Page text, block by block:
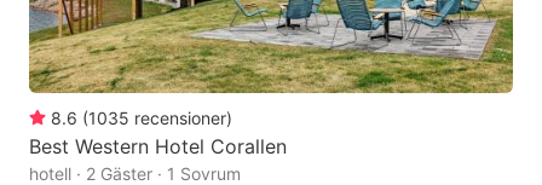
8.6 (1035 recensioner)
Best Western Hotel Corallen
hotell · 2 Gäster · 1 Sovrum